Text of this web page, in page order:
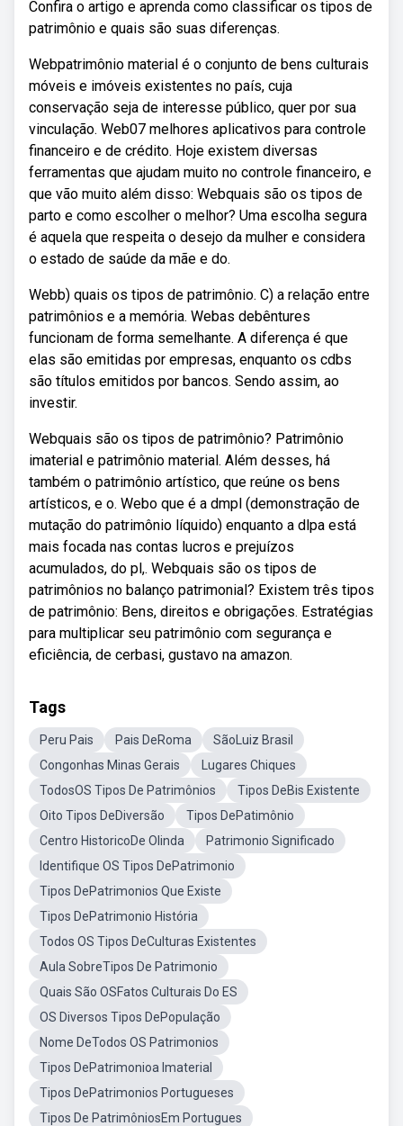
Confira o artigo e aprenda como classificar os tipos de
patrimônio e quais são suas diferenças.
Webpatrimônio material é o conjunto de bens culturais
móveis e imóveis existentes no país, cuja
conservação seja de interesse público, quer por sua
vinculação. Web07 melhores aplicativos para controle
financeiro e de crédito. Hoje existem diversas
ferramentas que ajudam muito no controle financeiro, e
que vão muito além disso: Webquais são os tipos de
parto e como escolher o melhor? Uma escolha segura
é aquela que respeita o desejo da mulher e considera
o estado de saúde da mãe e do.
Webb) quais os tipos de patrimônio. C) a relação entre
patrimônios e a memória. Webas debêntures
funcionam de forma semelhante. A diferença é que
elas são emitidas por empresas, enquanto os cdbs
são títulos emitidos por bancos. Sendo assim, ao
investir.
Webquais são os tipos de patrimônio? Patrimônio
imaterial e patrimônio material. Além desses, há
também o patrimônio artístico, que reúne os bens
artísticos, e o. Webo que é a dmpl (demonstração de
mutação do patrimônio líquido) enquanto a dlpa está
mais focada nas contas lucros e prejuízos
acumulados, do pl,. Webquais são os tipos de
patrimônios no balanço patrimonial? Existem três tipos
de patrimônio: Bens, direitos e obrigações. Estratégias
para multiplicar seu patrimônio com segurança e
eficiência, de cerbasi, gustavo na amazon.
Tags
Peru Pais Pais DeRoma
SãoLuiz Brasil
Congonhas Minas Gerais
Lugares Chiques
TodosOS Tipos De Patrimônios
Tipos DeBis Existente
Oito Tipos DeDiversão
Tipos DePatimônio
Centro HistoricoDe Olinda
Patrimonio Significado
Identifique OS Tipos DePatrimonio
Tipos DePatrimonios Que Existe
Tipos DePatrimonio História
Todos OS Tipos DeCulturas Existentes
Aula SobreTipos De Patrimonio
Quais São OSFatos Culturais Do ES
OS Diversos Tipos DePopulação
Nome DeTodos OS Patrimonios
Tipos DePatrimonioa Imaterial
Tipos DePatrimonios Portugueses
Tipos De PatrimôniosEm Portugues